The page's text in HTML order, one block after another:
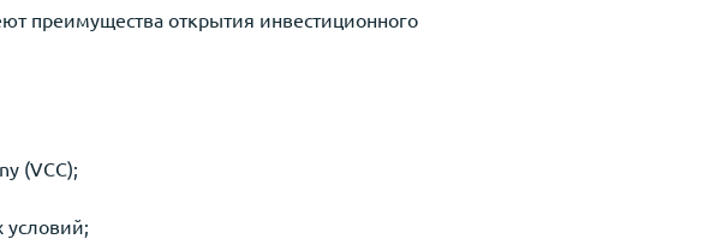
преимущества открытия инвестиционного
(VCC);
условий;